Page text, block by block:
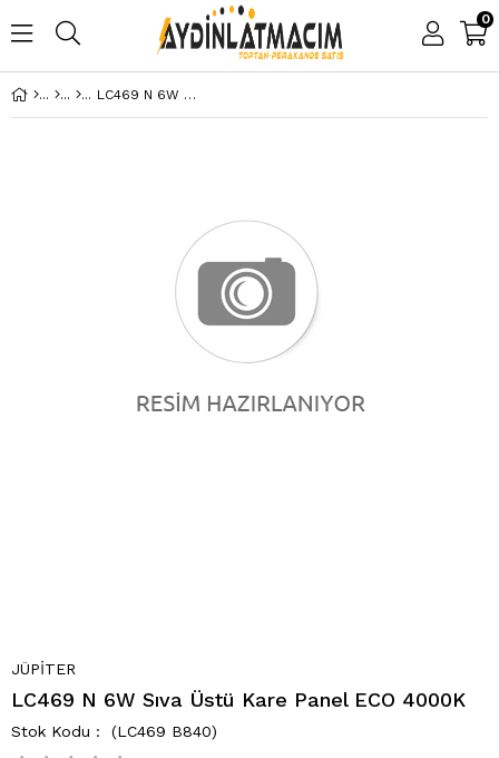
0
LC469 N 6W Sıva Üstü Kare Panel ECO 4000K
JÜPİTER
LC469 N 6W Sıva Üstü Kare Panel ECO 4000K
(LC469 B840)